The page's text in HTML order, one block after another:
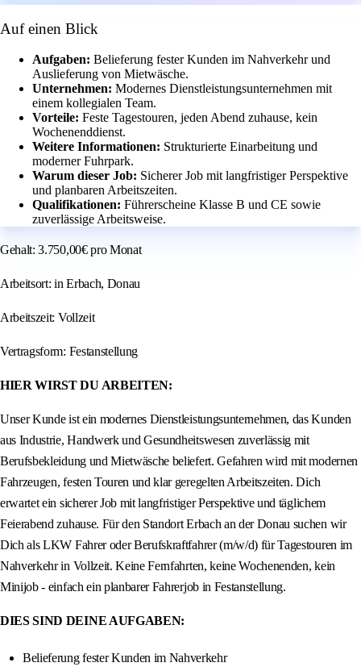
Auf einen Blick
Aufgaben: Belieferung fester Kunden im Nahverkehr und
Auslieferung von Mietwäsche.
Unternehmen: Modernes Dienstleistungsunternehmen mit
einem kollegialen Team.
Vorteile: Feste Tagestouren, jeden Abend zuhause, kein
Wochenenddienst.
Weitere Informationen: Strukturierte Einarbeitung und
moderner Fuhrpark.
Warum dieser Job: Sicherer Job mit langfristiger Perspektive
und planbaren Arbeitszeiten.
Qualifikationen: Führerscheine Klasse B und CE sowie
zuverlässige Arbeitsweise.
Gehalt: 3.750,00€ pro Monat
Arbeitsort: in Erbach, Donau
Arbeitszeit: Vollzeit
Vertragsform: Festanstellung
HIER WIRST DU ARBEITEN:
Unser Kunde ist ein modernes Dienstleistungsunternehmen, das Kunden
aus Industrie, Handwerk und Gesundheitswesen zuverlässig mit
Berufsbekleidung und Mietwäsche beliefert. Gefahren wird mit modernen
Fahrzeugen, festen Touren und klar geregelten Arbeitszeiten. Dich
erwartet ein sicherer Job mit langfristiger Perspektive und täglichem
Feierabend zuhause. Für den Standort Erbach an der Donau suchen wir
Dich als LKW Fahrer oder Berufskraftfahrer (m/w/d) für Tagestouren im
Nahverkehr in Vollzeit. Keine Fernfahrten, keine Wochenenden, kein
Minijob - einfach ein planbarer Fahrerjob in Festanstellung.
DIES SIND DEINE AUFGABEN:
Belieferung fester Kunden im Nahverkehr